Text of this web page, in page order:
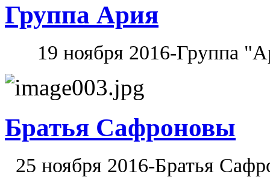
Группа Ария
19 ноября 2016-Группа
Братья Сафроновы
25 ноября 2016-Братья